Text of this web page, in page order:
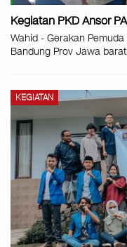
Kegiatan PKD Ansor
Wahid - Gerakan
Bandung Prov Jawa
KEGIATAN